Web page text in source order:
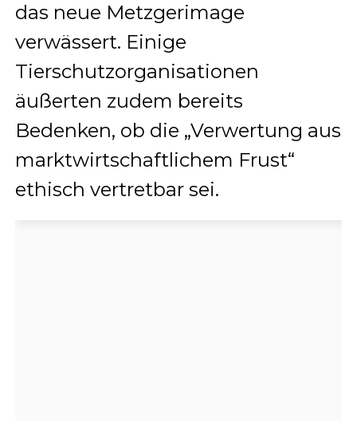
das neue Metzgerimage
verwässert. Einige
Tierschutzorganisationen
äußerten zudem bereits
Bedenken, ob die „Verwertung aus
marktwirtschaftlichem Frust“
ethisch vertretbar sei.